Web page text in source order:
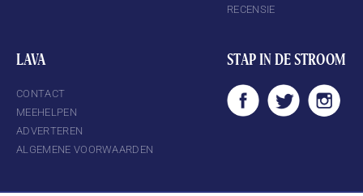
RECENSIE
LAVA
CONTACT
MEEHELPEN
ADVERTEREN
ALGEMENE VOORWAARDEN
STAP IN DE STROOM